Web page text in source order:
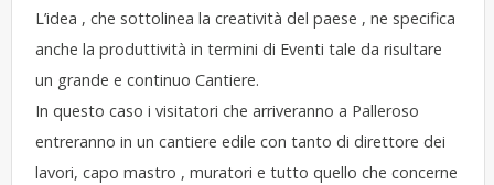
L’idea , che sottolinea la creatività del paese , ne specifica
anche la produttività in termini di Eventi tale da risultare
un grande e continuo Cantiere.
In questo caso i visitatori che arriveranno a Palleroso
entreranno in un cantiere edile con tanto di direttore dei
lavori, capo mastro , muratori e tutto quello che concerne